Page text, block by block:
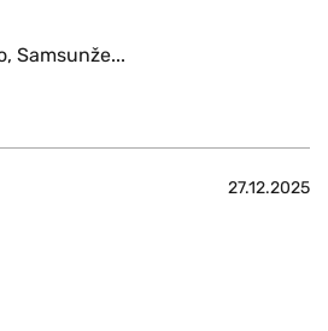
Samsunže...
27.12.2025